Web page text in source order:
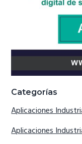
Categorías
Aplicaciones
Aplicaciones